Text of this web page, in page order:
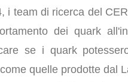
i team di ricerca del
dei quark
se i quark
quelle prodotte dal